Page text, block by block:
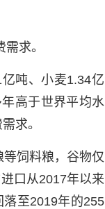
求。
吨、小麦1.34亿
高于世界平均水
求。
饲料粮，谷物仅
口从2017年以来
至2019年的255